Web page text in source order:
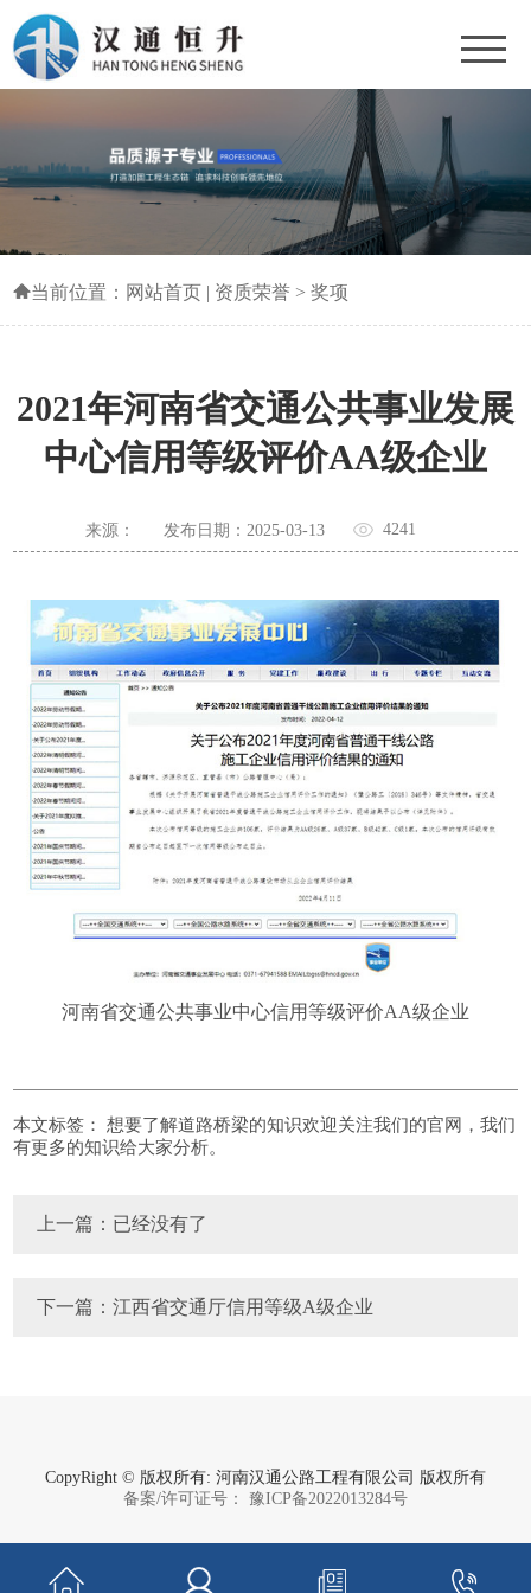
当前位置： 网站首页 | 资质荣誉 >奖项
2021年河南省交通公共事业发展
中心信用等级评价AA级企业
来源： 发布日期：2025-03-13 4241
河南省交通公共事业中心信用等级评价AA级企业
本文标签：想要了解道路桥梁的知识欢迎关注我们的官网，我们
有更多的知识给大家分析。
上一篇：已经没有了
下一篇：江西省交通厅信用等级A级企业
CopyRight © 版权所有: 河南汉通公路工程有限公司 版权所有
备案/许可证号： 豫ICP备2022013284号